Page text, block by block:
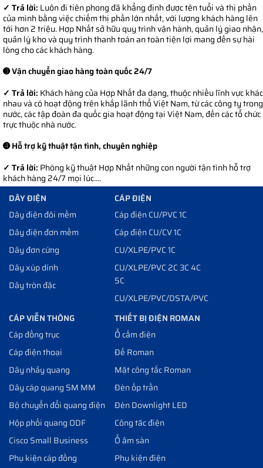
✓ Trả lời: Luôn đi tiên phong đã khẳng định được tên tuổi và thị phần
của mình bằng việc chiếm thị phần lớn nhất, với lượng khách hàng lên
tới hơn 2 triệu. Hợp Nhất sở hữu quy trình vận hành, quản lý giao nhận,
quản lý kho và quy trình thanh toán an toàn tiện lợi mang đến sự hài
lòng cho các khách hàng.
➌ Vận chuyển giao hàng toàn quốc 24/7
✓ Trả lời: Khách hàng của Hợp Nhất đa dạng, thuộc nhiều lĩnh vực khác
nhau và có hoạt động trên khắp lãnh thổ Việt Nam, từ các công ty trong
nước, các tập đoàn đa quốc gia hoạt động tại Việt Nam, đến các tổ chức
trực thuộc nhà nước.
➍ Hỗ trợ kỹ thuật tận tình, chuyên nghiệp
✓ Trả lời: Phòng kỹ thuật Hợp Nhất những con người tận tình hỗ trợ
khách hàng 24/7 mọi lúc....
DÂY ĐIỆN
Dây điện đôi mềm
Dây điện đơn mềm
Dây đơn cứng
Dây xúp dính
Dây tròn đặc
CÁP ĐIỆN
Cáp điện CU/PVC 1C
Cáp điện CU/CV 1C
CU/XLPE/PVC 1C
CU/XLPE/PVC 2C 3C 4C
5C
CU/XLPE/PVC/DSTA/PVC
CÁP VIỄN THÔNG
Cáp đồng trục
Cáp điện thoại
Dây nhảy quang
Dây cáp quang SM MM
Bộ chuyển đổi quang điện
Hộp phối quang ODF
Cisco Small Business
Phụ kiện cáp đồng
THIẾT BỊ ĐIỆN ROMAN
Ổ cắm điện
Đế Roman
Mặt công tắc Roman
Đèn ốp trần
Đèn Downlight LED
Công tăc điện
Ổ âm sàn
Phụ kiện điện